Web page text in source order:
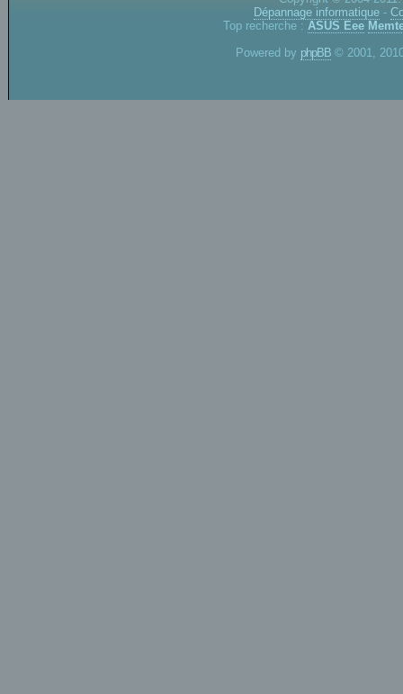
Dépannage informatique -
Top recherche : ASUS Eee
Powered by phpBB © 2001,